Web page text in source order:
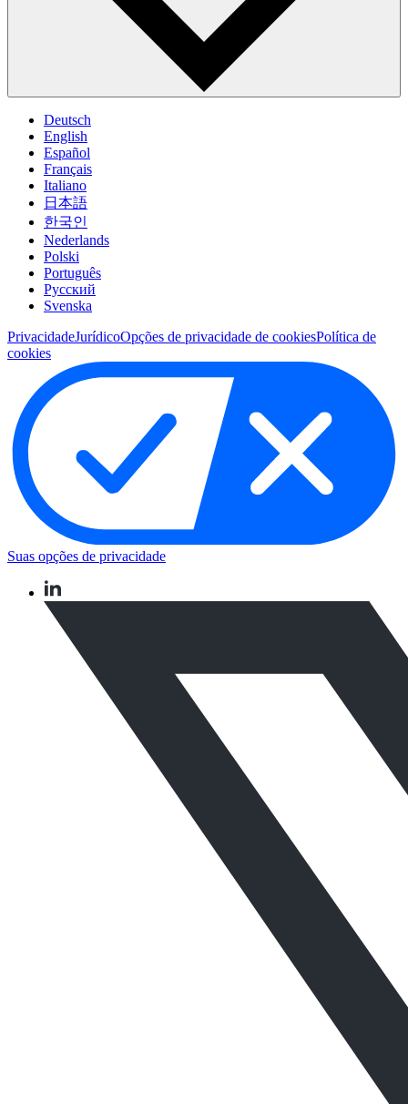
Deutsch
English
Español
Français
Italiano
日本語
한국인
Nederlands
Polski
Português
Pусский
Svenska
PrivacidadeJurídicoOpções de privacidade de cookiesPolítica de
cookies
Suas opções de privacidade